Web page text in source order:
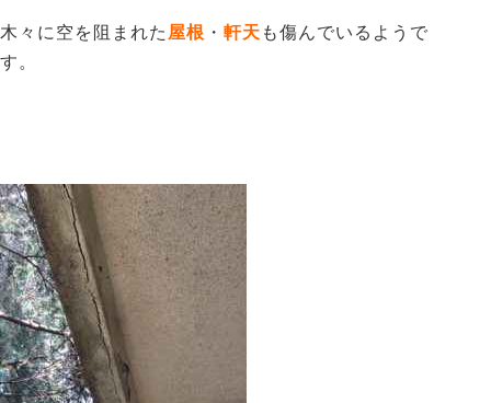
木々に空を阻まれた 屋根 ・ 軒天 も傷んでいるようで
す。